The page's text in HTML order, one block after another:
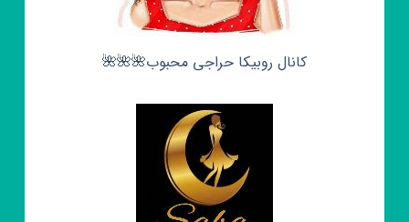
کانال روبیکا حراجی محبوب🌺🌺🌺